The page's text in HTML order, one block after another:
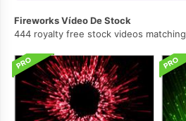
Fireworks Vídeo De Stock
444 royalty free stock videos matching